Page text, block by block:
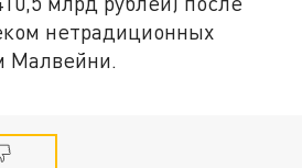
нетрадиционных
Малвейни.